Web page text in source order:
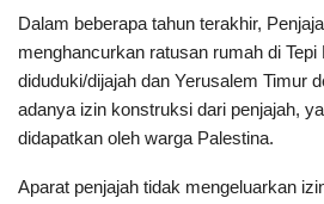
Dalam beberapa tahun terakhir,
menghancurkan ratusan rumah di Tepi
diduduki/dijajah dan Yerusalem Timur
adanya izin konstruksi dari penjajah,
didapatkan oleh warga Palestina.
Aparat penjajah tidak mengeluarkan